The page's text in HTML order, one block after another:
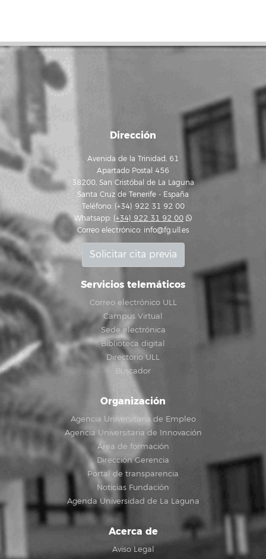
Dirección
Avenida de la Trinidad, 61
Apartado Postal 456
38200, San Cristóbal de La Laguna
Santa Cruz de Tenerife - España
Teléfono: (+34) 922 31 92 00
Whatsapp: (+34) 922 31 92 00
Correo electrónico: info@fg.ull.es
Solicitar cita previa
Servicios telemáticos
Correo electrónico ULL
Campus Virtual
Sede electrónica
Biblioteca digital
Directorio ULL
Buscador
Organización
Agencia Universitaria de Empleo
Agencia Universitaria de Innovación
Área de formación
Dirección Gerencia
Portal de transparencia
Noticias Fundación
Agenda Universidad de La Laguna
Acerca de
Aviso Legal